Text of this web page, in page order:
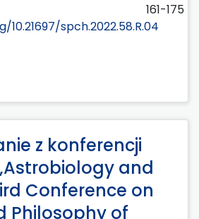
161-175
spch.2022.58.R.04
z konferencji
and
Conference on
Philosophy of